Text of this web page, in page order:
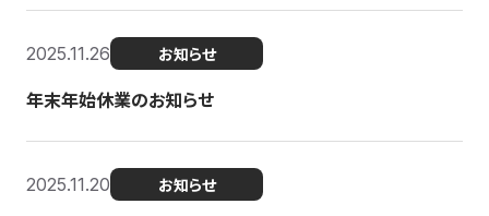
2025.11.26 お知らせ
年末年始休業のお知らせ
2025.11.20 お知らせ